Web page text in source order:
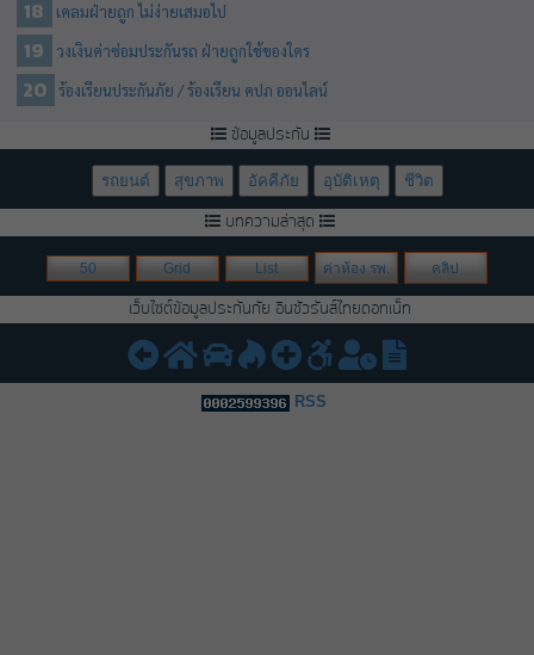
เคลมฝ่ายถูก ไม่ง่ายเสมอไป
วงเงินค่าซ่อมประกันรถ ฝ่ายถูกใช้ของใคร
ร้องเรียนประกันภัย / ร้องเรียน คปภ ออนไลน์
ข้อมูลประกัน
รถยนต์ สุขภาพ อัคคีภัย อุบัติเหตุ ชีวิต
บทความล่าสุด
50 Grid List ค่าห้อง รพ. คลิป
เว็บไซต์ข้อมูลประกันภัย อินชัวรันส์ไทยดอทเน็ท
RSS